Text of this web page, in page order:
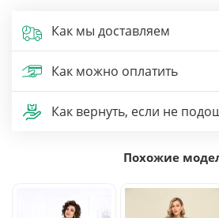
Как мы доставляем
Как можно оплатить
Как вернуть, если не
Похожие